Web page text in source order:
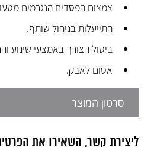
צמצום הפסדים הנגרמים
התייעלות בניהול שותף.
ביטול הצורך באמצעי שינוע
אטום לאבק.
סרטון המוצר
ליצירת קשר, השאירו את